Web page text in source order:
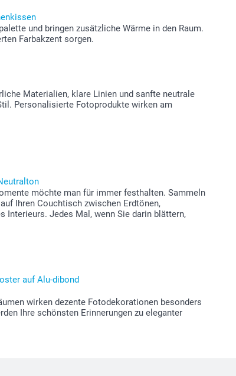
und bringen zusätzliche Wärme in den Raum.
Farbakzent sorgen.
Materialien, klare Linien und sanfte neutrale
Personalisierte Fotoprodukte wirken am
möchte man für immer festhalten. Sammeln
Ihren Couchtisch zwischen Erdtönen,
Interieurs. Jedes Mal, wenn Sie darin blättern,
auf Alu-dibond
wirken dezente Fotodekorationen besonders
Ihre schönsten Erinnerungen zu eleganter